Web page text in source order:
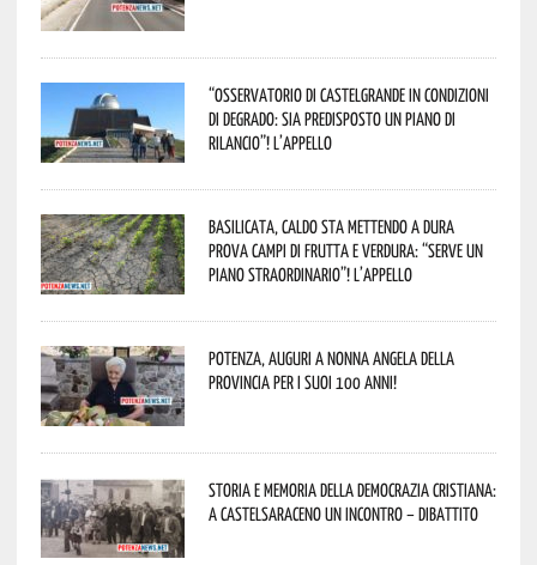
“Osservatorio di Castelgrande in condizioni
di degrado: sia predisposto un piano di
rilancio”! L’appello
Basilicata, caldo sta mettendo a dura
prova campi di frutta e verdura: “Serve un
piano straordinario”! L’appello
Potenza, auguri a nonna Angela della
provincia per i suoi 100 anni!
Storia e memoria della Democrazia Cristiana:
a Castelsaraceno un incontro – dibattito